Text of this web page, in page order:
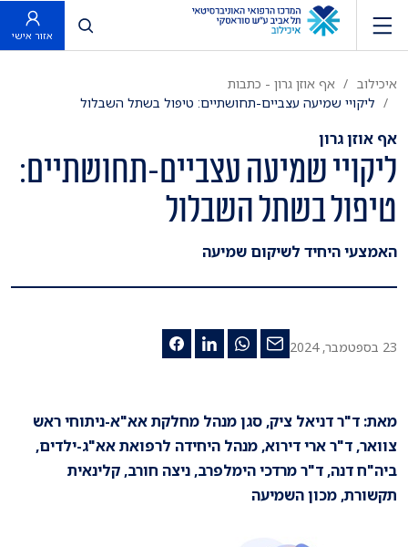
פתח חיפוש
אזור אישי
איכילוב
אף אוזן גרון - כתבות
ליקויי שמיעה עצביים-תחושתיים: טיפול בשתל השבלול
אף אוזן גרון
ליקויי שמיעה עצביים-תחושתיים:
טיפול בשתל השבלול
האמצעי היחיד לשיקום שמיעה
23 בספטמבר, 2024
מאת: ד"ר דניאל ציק, סגן מנהל מחלקת אא"א-ניתוחי ראש
צוואר, ד"ר ארי דירוא, מנהל היחידה לרפואת אא"ג-ילדים,
ביה"ח דנה, ד"ר מרדכי הימלפרב, ניצה חורב, קלינאית
תקשורת, מכון השמיעה